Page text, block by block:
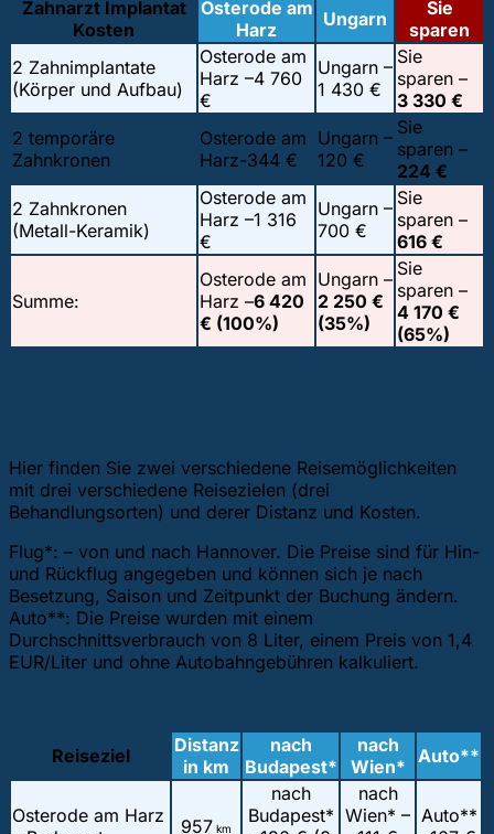
Zahnarzt Implantat
Kosten
Osterode am
Harz
Ungarn
Sie
sparen
2 Zahnimplantate
(Körper und Aufbau)
Osterode am
Harz –4 760
€
Ungarn –
1 430 €
Sie
sparen –
3 330 €
2 temporäre
Zahnkronen
Osterode am
Harz-344 €
Ungarn –
120 €
Sie
sparen –
224 €
2 Zahnkronen
(Metall-Keramik)
Osterode am
Harz –1 316
€
Ungarn –
700 €
Sie
sparen –
616 €
Summe:
Osterode am
Harz –6 420
€ (100%)
Ungarn –
2 250 €
(35%)
Sie
sparen –
4 170 €
(65%)
Hier finden Sie zwei verschiedene Reisemöglichkeiten
mit drei verschiedene Reisezielen (drei
Behandlungsorten) und derer Distanz und Kosten.
Flug*: – von und nach Hannover. Die Preise sind für Hin-
und Rückflug angegeben und können sich je nach
Besetzung, Saison und Zeitpunkt der Buchung ändern.
Auto**: Die Preise wurden mit einem
Durchschnittsverbrauch von 8 Liter, einem Preis von 1,4
EUR/Liter und ohne Autobahngebühren kalkuliert.
Reiseziel
Distanz
in km
nach
Budapest*
nach
Wien* Auto**
Osterode am Harz
957 km
nach
Budapest*
nach
Wien* – Auto**